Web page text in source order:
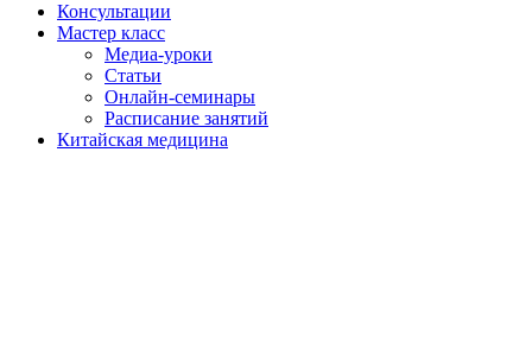
Консультации
Мастер класс
Медиа-уроки
Статьи
Онлайн-семинары
Расписание занятий
Китайская медицина